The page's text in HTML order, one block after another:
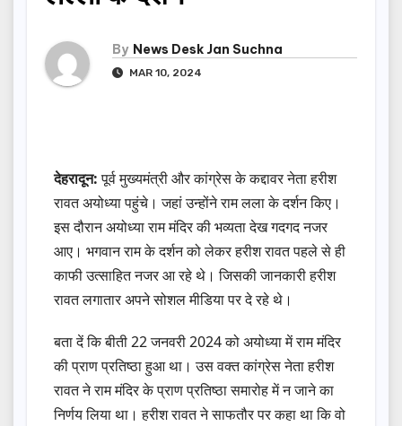
By News Desk Jan Suchna
MAR 10, 2024
देहरादून:पूर्व मुख्यमंत्री और कांग्रेस के कद्दावर नेता हरीश
रावत अयोध्या पहुंचे। जहां उन्होंने राम लला के दर्शन किए।
इस दौरान अयोध्या राम मंदिर की भव्यता देख गदगद नजर
आए। भगवान राम के दर्शन को लेकर हरीश रावत पहले से ही
काफी उत्साहित नजर आ रहे थे। जिसकी जानकारी हरीश
रावत लगातार अपने सोशल मीडिया पर दे रहे थे।
बता दें कि बीती 22 जनवरी 2024 को अयोध्या में राम मंदिर
की प्राण प्रतिष्ठा हुआ था। उस वक्त कांग्रेस नेता हरीश
रावत ने राम मंदिर के प्राण प्रतिष्ठा समारोह में न जाने का
निर्णय लिया था। हरीश रावत ने साफतौर पर कहा था कि वो